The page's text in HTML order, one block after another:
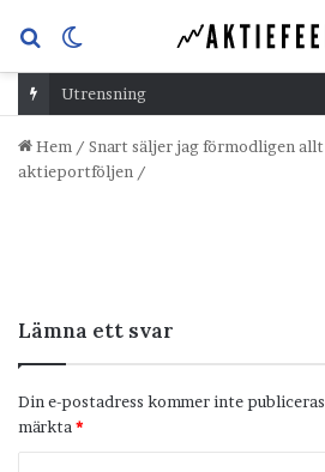
Sök
efterskin
Utrensning
Hem / Snart säljer jag förmodligen
aktieportföljen /
Lämna ett svar
Din e-postadress kommer inte
märkta *